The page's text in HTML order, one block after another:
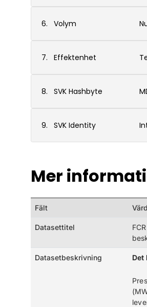
6. Volym
7. Effektenhet
8. SVK Hashbyte
9. SVK Identity
Mer
Fält
Datasettitel
Datasetbeskrivning Det